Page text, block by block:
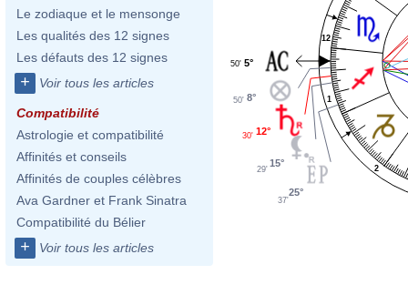
Le zodiaque et le mensonge
Les qualités des 12 signes
Les défauts des 12 signes
+ Voir tous les articles
Compatibilité
Astrologie et compatibilité
Affinités et conseils
Affinités de couples célèbres
Ava Gardner et Frank Sinatra
Compatibilité du Bélier
+ Voir tous les articles
1
2
12
5°
50'
8°
50'
12°
30'
15°
29'
25°
37'